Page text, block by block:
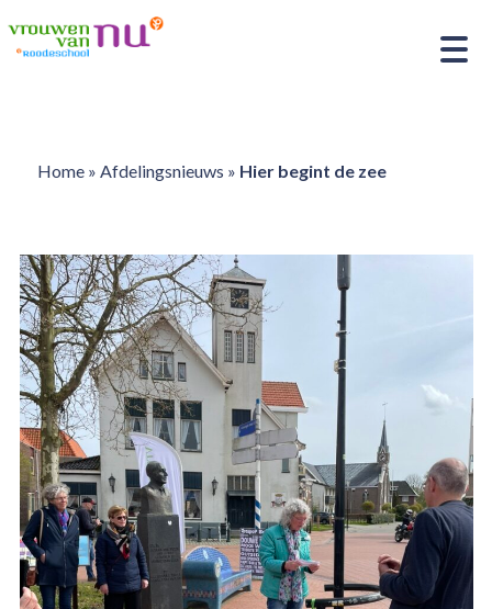
Home» Afdelingsnieuws » Hier begint de zee